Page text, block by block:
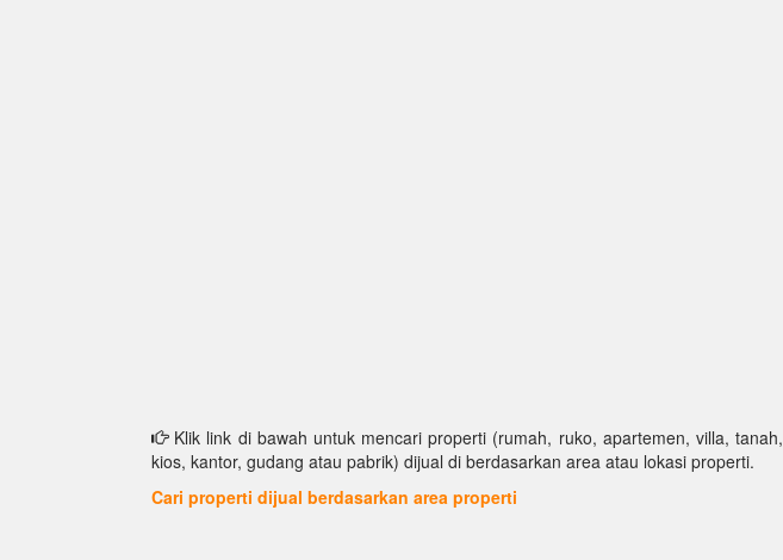
Klik link di bawah untuk mencari properti (rumah, ruko, apartemen, villa, tanah,
kios, kantor, gudang atau pabrik) dijual di berdasarkan area atau lokasi properti.
Cari properti dijual berdasarkan area properti